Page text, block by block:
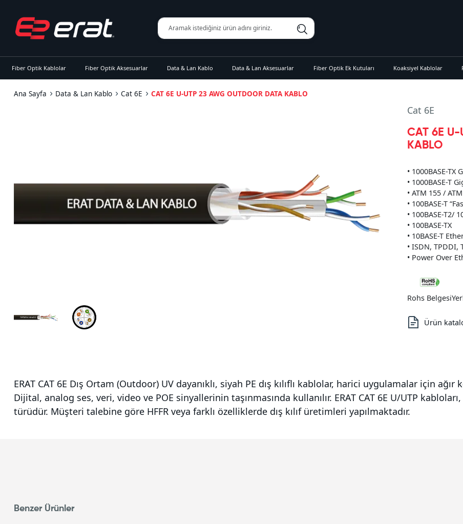
Fiber Optik Kablolar Fiber Optik Aksesuarlar Data & Lan Kablo Data & Lan Aksesuarlar Fiber Optik Ek Kutuları Koaksiyel Kablolar
Ana Sayfa Data & Lan Kablo Cat 6E CAT 6E U-UTP 23 AWG OUTDOOR DATA KABLO
Cat 6E
CAT 6E U-
KABLO
• 1000BASE-
• 1000BASE-T
• ATM 155 /
• 100BASE-T
• 100BASE-T2/
• 100BASE-TX
• 10BASE-T
• ISDN, TPDDI,
• Power Over
Rohs Belgesi
Ürün
ERAT CAT 6E Dış Ortam (Outdoor) UV dayanıklı, siyah PE dış kılıflı kablolar, harici uygulamalar için
Dijital, analog ses, veri, video ve POE sinyallerinin taşınmasında kullanılır. ERAT CAT 6E U/UTP
türüdür. Müşteri talebine göre HFFR veya farklı özelliklerde dış kılıf üretimleri yapılmaktadır.
Benzer Ürünler